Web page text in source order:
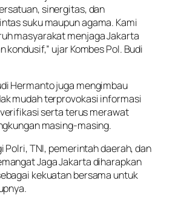
sinergitas, dan
suku maupun agama. Kami
masyarakat menjaga Jakarta
kondusif,” ujar Kombes Pol. Budi
Hermanto juga mengimbau
mudah terprovokasi informasi
serta terus merawat
masing-masing.
Polri, TNI, pemerintah daerah, dan
Jaga Jakarta diharapkan
kekuatan bersama untuk